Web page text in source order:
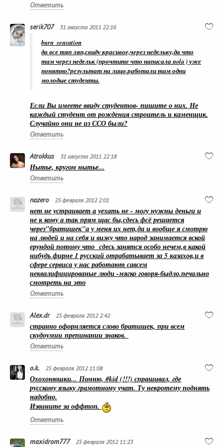
Ответить
serik707 31 августа 2011 22:16
burn_sensation
да все тяп ляп,свиду красивое,через недельку,да что
там через недельк (прочтите что написала nola ) уже
понятно?результат на лицо.работали там одни
молодые студенты.
Если Вы имеете ввиду студентов- пишите о них. Не
каждый студент от рождения строитель и каменщик.
Случайно они не из ССО были?
Ответить
Atrokkus 31 августа 2011 22:18
Нытье, кругом нытье...
Ответить
nazero 25 февраля 2012 2:01
нет не устраивает а уехать не - могу нужны деньги и
не к кому а так прям щас бы,сдесь фсё решается
через"братишек"а у меня их нет,да и вообще я смотрю
на людей и на себя и вижу что народ занимается вской
ерундой потому что сдесь занятся особо нечем,в какой
нибудь фирме 1 русский отрабатывает за 5 казахов,и в
сфере сервиса у нас работают савсем
неквалифицированые люди -мягко говоря-быдло.печально
смотреть на это
Ответить
Alex.dr 25 февраля 2012 2:42
странно оформляется слово братишек, при всем
скудоумии препинании знаков.
Ответить
o.k. 25 февраля 2012 11:08
Охохонюшки... Помню, #kid (!!!) спрашивал, где
русскому языку грамотному учат. Ту некротему поднять
надобно.
Извините за оффтоп.
Ответить
maxidrom777 25 февраля 2012 11:23